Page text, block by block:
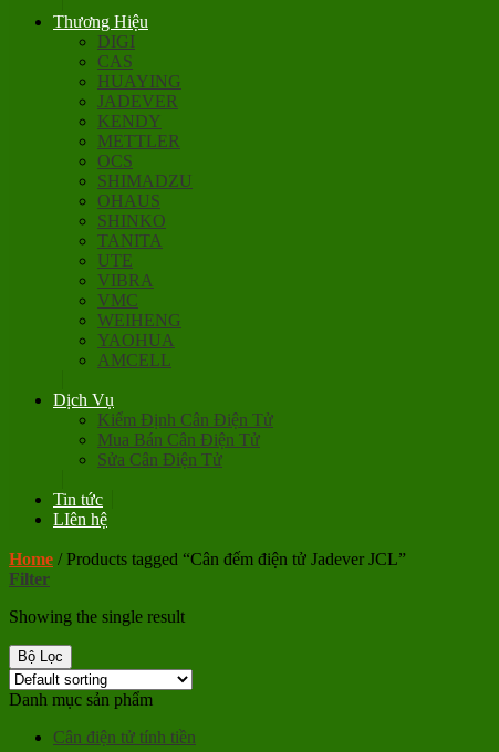
Thương Hiệu
DIGI
CAS
HUAYING
JADEVER
KENDY
METTLER
OCS
SHIMADZU
OHAUS
SHINKO
TANITA
UTE
VIBRA
VMC
WEIHENG
YAOHUA
AMCELL
Dịch Vụ
Kiểm Định Cân Điện Tử
Mua Bán Cân Điện Tử
Sửa Cân Điện Tử
Tin tức
LIên hệ
Home /Products tagged “Cân đếm điện tử Jadever JCL”
Filter
Showing the single result
Bộ Lọc
Danh mục sản phẩm
Cân điện tử tính tiền